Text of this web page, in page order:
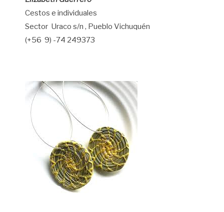
Cestos e individuales
Sector Uraco s/n , Pueblo Vichuquén
(+56 9) -74 249373